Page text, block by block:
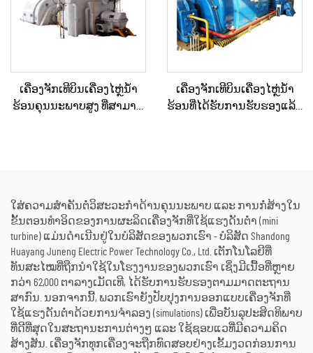
ເຄື່ອງຈັກເທີບິນເຄື່ອງໄຫຼ່ນ້ຳ
ຮ້ອນຄຸນນະພາບສູງ ທີ່ສາມາດ
ເຄື່ອງຈັກເທີບິນເຄື່ອງໄຫຼ່ນ້ຳ
ຮ້ອນທີ່ໄດ້ຮັບການຮັບຮອງແລ້ວ
ໃສ່ຄວາມສຳຄັນຕໍ່ວິສະວະກຳດ້ານຄຸນນະພາບ ແລະ ການກໍ່ສ້າງໃນ
ຂັ້ນຕອນທຳອິດຂອງການຜະລິດເຄື່ອງຈັກທີ່ໃຊ້ແຮງດັນຕ່ຳ (mini
turbine) ແມ່ນດຳເນີນຢູ່ໃນບໍລິສັດຂອງພວກເຮົາ - ບໍລິສັດ Shandong
Huayang Juneng Electric Power Technology Co., Ltd. ເຕັກໂນໂລຍີທີ່
ທັນສະໄໝທີ່ຖືກນຳໃຊ້ໃນໂຮງງານຂອງພວກເຮົາ ເຊິ່ງມີເນື້ອທີ່ຫຼາຍ
ກວ່າ 62,000 ຕາລາງເມັດເທີ, ໄດ້ຮັບການຮັບຮອງຕາມມາດຕະຖານ
ສາກົນ. ນອກຈາກນີ້, ພວກເຮົາຍັງປັບປຸງການອອກແບບເຄື່ອງຈັກທີ່
ໃຊ້ແຮງດັນຕ່ຳດ້ວຍການຈຳລອງ (simulations) ເພື່ອບັນລຸປະສິດທິພາບ
ທີ່ດີທີ່ສຸດໃນສະຖານະການຕ່າງໆ ແລະ ໃຊ້ຊອບແວທີ່ມີຄວາມຄິດ
ສ້າງສັນ. ເຄື່ອງຈັກທຸກເຄື່ອງຈະຖືກທົດສອບຢ່າງເຂັ້ມງວດກ່ອນການ